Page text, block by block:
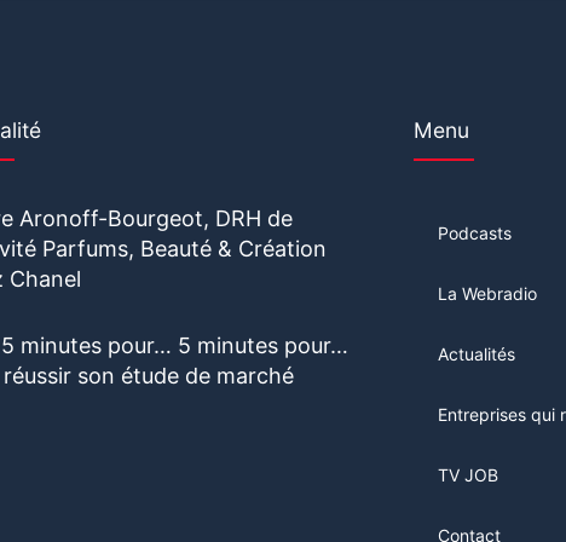
Aronoff-Bourgeot, DRH de
Parfums, Beauté & Création
Chanel
5 minutes pour… 5 minutes pour…
son étude de marché
Menu
Podcasts
La Webradio
Actualités
Entreprises qui
TV JOB
Contact